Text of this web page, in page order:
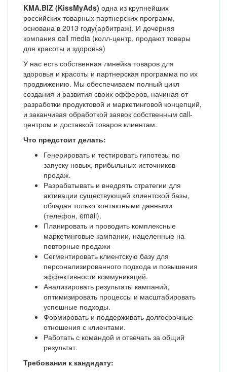
KMA.BIZ (KissMyAds) одна из крупнейших
российских товарных партнерских программ,
основана в 2013 году(арбитраж). И дочерняя
компания call media (колл-центр, продают товары
для красоты и здоровья)
У нас есть собственная линейка товаров для
здоровья и красоты и партнерская программа по их
продвижению. Мы обеспечиваем полный цикл
создания и развития своих офферов, начиная от
разработки продуктовой и маркетинговой концепций,
и заканчивая обработкой заявок собственным call-
центром и доставкой товаров клиентам.
Что предстоит делать:
Генерировать и тестировать гипотезы по
запуску новых, прибыльных источников
продаж.
Разрабатывать и внедрять стратегии для
активации существующей клиентской базы,
обладая только контактными данными
(телефон, email).
Планировать и проводить комплексные
маркетинговые кампании, нацеленные на
повторные продажи
Сегментировать клиентскую базу для
персонализированного подхода и повышения
эффективности коммуникаций.
Анализировать результаты кампаний,
оптимизировать процессы и масштабировать
успешные подходы.
Формировать и поддерживать долгосрочные
отношения с клиентами.
Работать с командой и отвечать за общий
результат.
Требования к кандидату: